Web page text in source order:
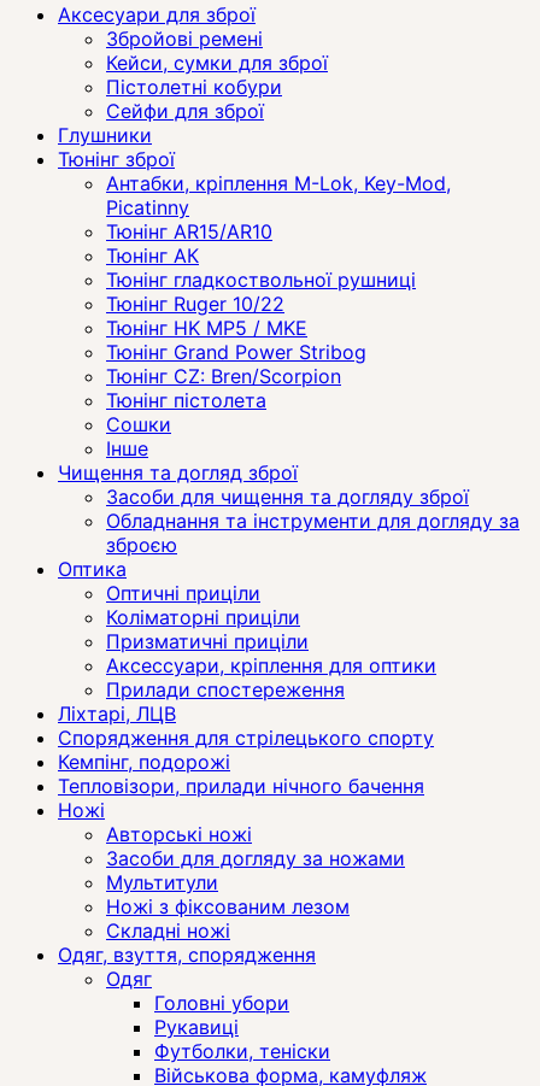
Аксесуари для зброї
Збройові ремені
Кейси, сумки для зброї
Пістолетні кобури
Сейфи для зброї
Глушники
Тюнінг зброї
Антабки, кріплення M-Lok, Key-Mod,
Picatinny
Тюнінг AR15/AR10
Тюнінг АК
Тюнінг гладкоствольної рушниці
Тюнінг Ruger 10/22
Тюнінг HK MP5 / MKE
Тюнінг Grand Power Stribog
Тюнінг CZ: Bren/Scorpion
Тюнінг пістолета
Сошки
Інше
Чищення та догляд зброї
Засоби для чищення та догляду зброї
Обладнання та інструменти для догляду за
зброєю
Оптика
Оптичні приціли
Коліматорні приціли
Призматичні приціли
Аксессуари, кріплення для оптики
Прилади спостереження
Ліхтарі, ЛЦВ
Спорядження для стрілецького спорту
Кемпінг, подорожі
Тепловізори, прилади нічного бачення
Ножі
Авторські ножі
Засоби для догляду за ножами
Мультитули
Ножі з фіксованим лезом
Складні ножі
Одяг, взуття, спорядження
Одяг
Головні убори
Рукавиці
Футболки, теніски
Військова форма, камуфляж